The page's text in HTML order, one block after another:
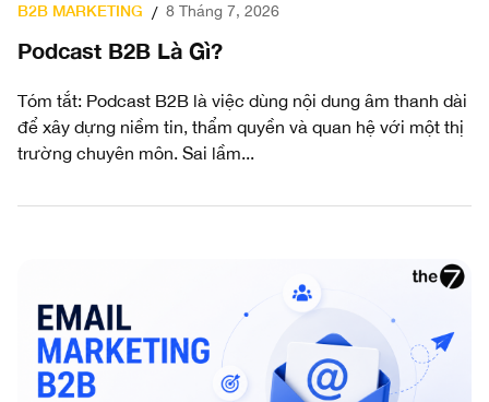
B2B MARKETING / 8 Tháng 7, 2026
Podcast B2B Là Gì?
Tóm tắt: Podcast B2B là việc dùng nội dung âm thanh dài
để xây dựng niềm tin, thẩm quyền và quan hệ với một thị
trường chuyên môn. Sai lầm...